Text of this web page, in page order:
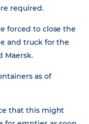
required.
forced to close the
and truck for the
Maersk.
as of
that this might